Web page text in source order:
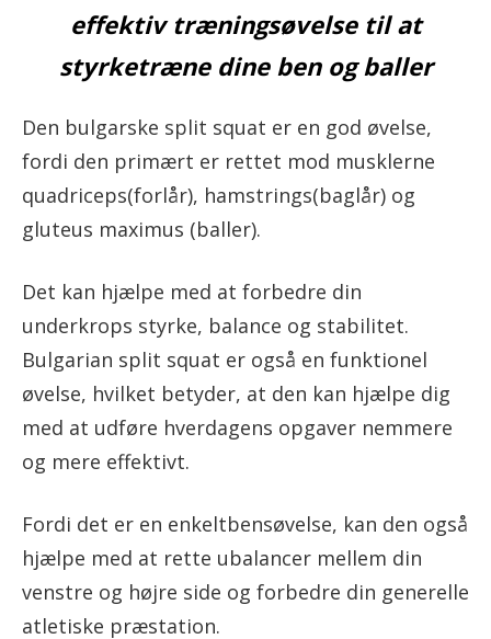
effektiv træningsøvelse til at
styrketræne dine ben og baller
Den bulgarske split squat er en god øvelse,
fordi den primært er rettet mod musklerne
quadriceps(forlår), hamstrings(baglår) og
gluteus maximus (baller).
Det kan hjælpe med at forbedre din
underkrops styrke, balance og stabilitet.
Bulgarian split squat er også en funktionel
øvelse, hvilket betyder, at den kan hjælpe dig
med at udføre hverdagens opgaver nemmere
og mere effektivt.
Fordi det er en enkeltbensøvelse, kan den også
hjælpe med at rette ubalancer mellem din
venstre og højre side og forbedre din generelle
atletiske præstation.